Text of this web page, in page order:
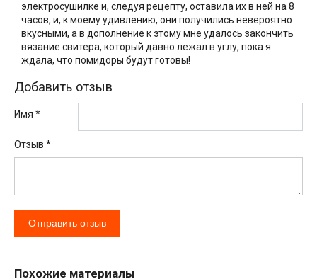
электросушилке и, следуя рецепту, оставила их в ней на 8
часов, и, к моему удивлению, они получились невероятно
вкусными, а в дополнение к этому мне удалось закончить
вязание свитера, который давно лежал в углу, пока я
ждала, что помидоры будут готовы!
Добавить отзыв
Имя *
Отзыв *
Похожие материалы